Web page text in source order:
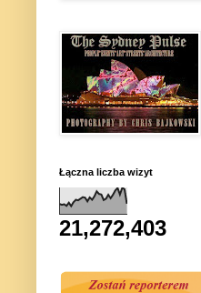
Łączna liczba wizyt
21,272,403